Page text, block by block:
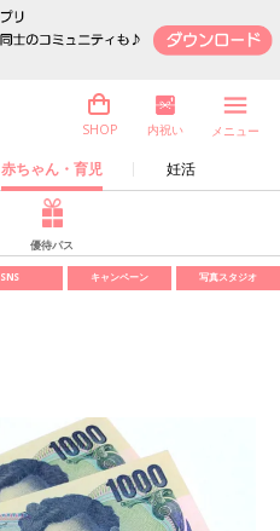
赤ちゃん・育児 妊活
SHOP 内祝い メニュー
優待パス
SNS キャンペーン 写真スタジオ